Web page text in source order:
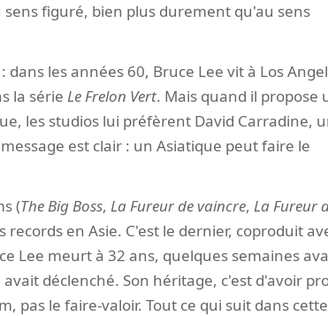
sens figuré, bien plus durement qu'au sens
les années 60, Bruce Lee vit à Los
la série Le Frelon Vert. Mais quand il propose
les studios lui préfèrent David Carradine,
est clair : un Asiatique peut faire le
(The Big Boss, La Fureur de vaincre, La Fureur
records en Asie. C'est le dernier, coproduit
Lee meurt à 32 ans, quelques semaines
déclenché. Son héritage, c'est d'avoir
pas le faire-valoir. Tout ce qui suit dans